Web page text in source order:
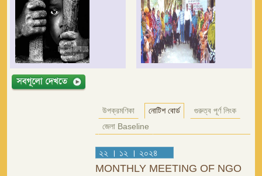
উপক্রমণিকা নোটিশ বোর্ড
গুরুত্ব পূর্ণ লিংক
জেলা Baseline
২২ । ১২ । ২০২৪
MONTHLY MEETING OF NGO